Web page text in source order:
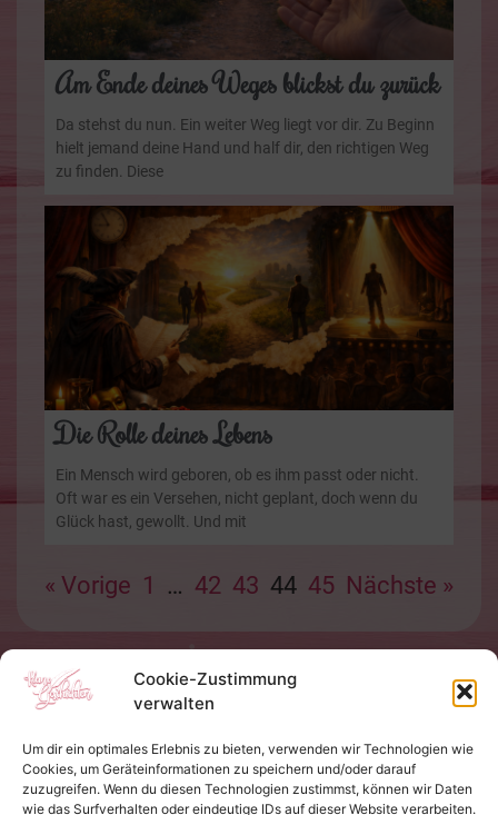
Cookie-Zustimmung
verwalten
Um dir ein optimales Erlebnis zu bieten, verwenden wir Technologien wie
Cookies, um Geräteinformationen zu speichern und/oder darauf
zuzugreifen. Wenn du diesen Technologien zustimmst, können wir Daten
wie das Surfverhalten oder eindeutige IDs auf dieser Website verarbeiten.
Am Ende deines Weges blickst du zurück
Da stehst du nun. Ein weiter Weg liegt vor dir. Zu Beginn
hielt jemand deine Hand und half dir, den richtigen Weg
zu finden. Diese
Die Rolle deines Lebens
Ein Mensch wird geboren, ob es ihm passt oder nicht.
Oft war es ein Versehen, nicht geplant, doch wenn du
Glück hast, gewollt. Und mit
« Vorige 1 … 42 43 44 45 Nächste »